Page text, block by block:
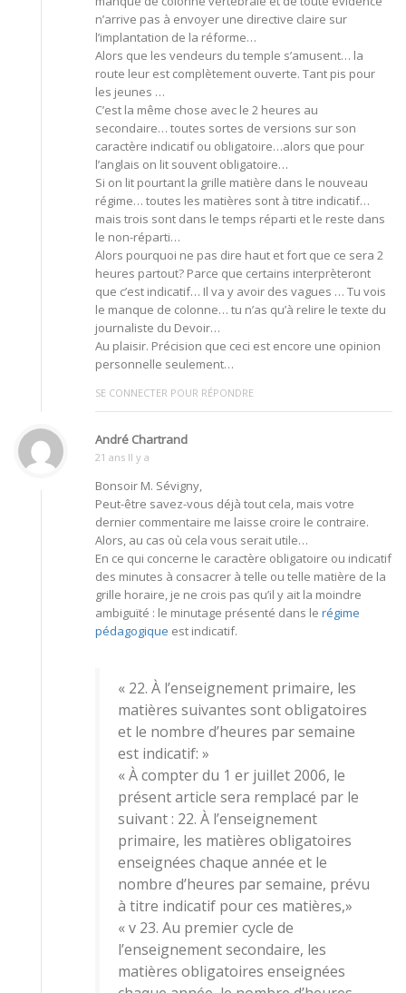
n’arrive pas à envoyer une directive claire sur
l’implantation de la réforme…
Alors que les vendeurs du temple s’amusent… la
route leur est complètement ouverte. Tant pis pour
les jeunes …
C’est la même chose avec le 2 heures au
secondaire… toutes sortes de versions sur son
caractère indicatif ou obligatoire…alors que pour
l’anglais on lit souvent obligatoire…
Si on lit pourtant la grille matière dans le nouveau
régime… toutes les matières sont à titre indicatif…
mais trois sont dans le temps réparti et le reste dans
le non-réparti…
Alors pourquoi ne pas dire haut et fort que ce sera 2
heures partout? Parce que certains interprèteront
que c’est indicatif… Il va y avoir des vagues … Tu vois
le manque de colonne… tu n’as qu’à relire le texte du
journaliste du Devoir…
Au plaisir. Précision que ceci est encore une opinion
personnelle seulement…
SE CONNECTER POUR RÉPONDRE
André Chartrand
21 ans Il y a
Bonsoir M. Sévigny,
Peut-être savez-vous déjà tout cela, mais votre
dernier commentaire me laisse croire le contraire.
Alors, au cas où cela vous serait utile…
En ce qui concerne le caractère obligatoire ou indicatif
des minutes à consacrer à telle ou telle matière de la
grille horaire, je ne crois pas qu’il y ait la moindre
ambiguïté : le minutage présenté dans le régime
pédagogique est indicatif.
« 22. À l’enseignement primaire, les
matières suivantes sont obligatoires
et le nombre d’heures par semaine
est indicatif: »
« À compter du 1 er juillet 2006, le
présent article sera remplacé par le
suivant : 22. À l’enseignement
primaire, les matières obligatoires
enseignées chaque année et le
nombre d’heures par semaine, prévu
à titre indicatif pour ces matières,»
« v 23. Au premier cycle de
l’enseignement secondaire, les
matières obligatoires enseignées